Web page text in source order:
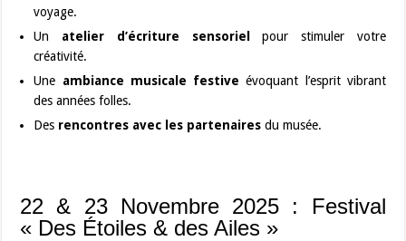
voyage.
Un atelier d’écriture sensoriel
pour stimuler votre
créativité.
Une ambiance musicale festive évoquant l’esprit vibrant
des années folles.
Des rencontres avec les partenaires du musée.
22 & 23 Novembre 2025 : Festival
« Des Étoiles & des Ailes »